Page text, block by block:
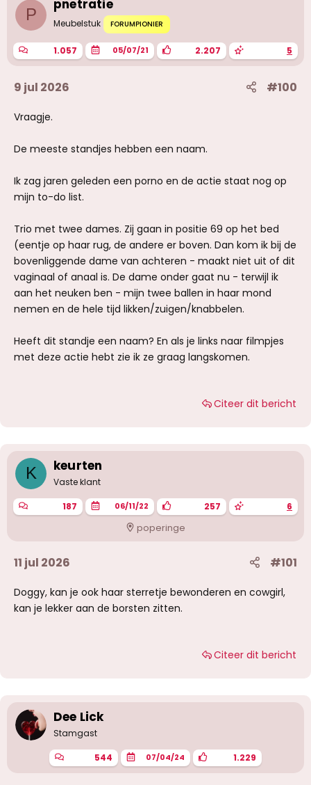
n
g
n
:
P
pnetratie
Meubelstuk FORUMPIONIER
1.057 05/07/21 2.207 5
9 jul 2026 #100
Vraagje.
De meeste standjes hebben een naam.
Ik zag jaren geleden een porno en de actie staat nog op
mijn to-do list.
Trio met twee dames. Zij gaan in positie 69 op het bed
(eentje op haar rug, de andere er boven. Dan kom ik bij de
bovenliggende dame van achteren - maakt niet uit of dit
vaginaal of anaal is. De dame onder gaat nu - terwijl ik
aan het neuken ben - mijn twee ballen in haar mond
nemen en de hele tijd likken/zuigen/knabbelen.
Heeft dit standje een naam? En als je links naar filmpjes
met deze actie hebt zie ik ze graag langskomen.
Citeer dit bericht
K keurten
Vaste klant
187 06/11/22 257 6
poperinge
11 jul 2026 #101
Doggy, kan je ook haar sterretje bewonderen en cowgirl,
kan je lekker aan de borsten zitten.
Citeer dit bericht
Dee Lick
Stamgast
544 07/04/24 1.229